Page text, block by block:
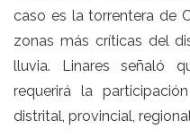
caso es la torrentera de
zonas más críticas del
lluvia. Linares señaló
requerirá la
distrital, provincial,